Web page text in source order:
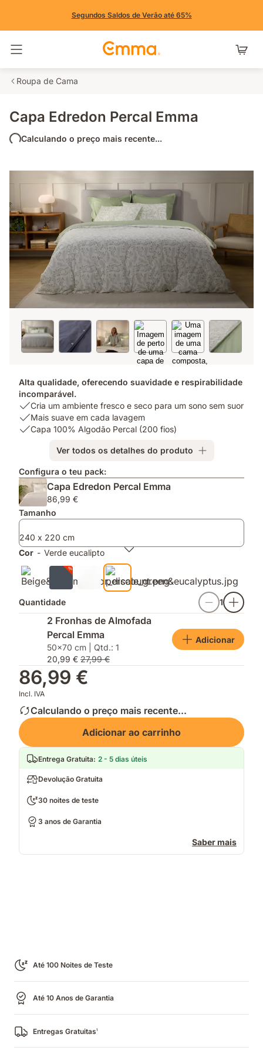
Segundos Saldos de Verão até 65%
Roupa de Cama
Capa Edredon Percal Emma
Calculando o preço mais recente...
Alta qualidade, oferecendo suavidade e respirabilidade
incomparável.
USP
1:
Cria
e
seco
para
um
sono
sem
suor
Cria um ambiente fresco e seco para um sono sem suor
USP
2:
cada
lavagem
Mais suave em cada lavagem
USP
Algodão
Percal
(200
fios)
Capa 100% Algodão Percal (200 fios)
Ver todos os detalhes do produto
Configura o teu pack:
Capa Edredon Percal Emma
86,99 €
Tamanho
240 x 220 cm
Cor - Verde eucalipto
Quantidade 1
2 Fronhas de Almofada
Percal Emma
50x70 cm | Qtd.: 1
20,99 € 27,99 €
Adicionar
86,99 €
Incl. IVA
Calculando o preço mais recente...
Adicionar ao carrinho
Entrega Gratuita: 2 - 5 dias úteis
Devolução Gratuita
30 noites de teste
3 anos de Garantia
Saber mais
Até 100 Noites de Teste
Até 10 Anos de Garantia
Entregas Gratuitas1